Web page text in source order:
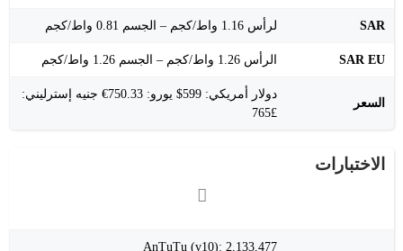
SAR لرأس 1.16 واط/كجم – الجسم 0.81 واط/كجم
SAR EU الرأس 1.26 واط/كجم – الجسم 1.26 واط/كجم
السعر
دولار أمريكي: 599$ يورو: 750.33€ جنيه إسترليني:
£765
الاختبارات
AnTuTu (v10): 2,133,477